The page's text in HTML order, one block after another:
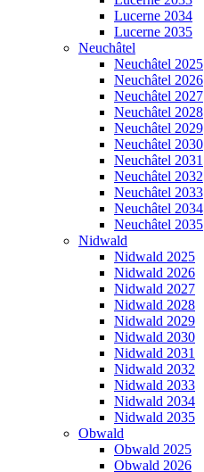
Lucerne 2034
Lucerne 2035
Neuchâtel
Neuchâtel 2025
Neuchâtel 2026
Neuchâtel 2027
Neuchâtel 2028
Neuchâtel 2029
Neuchâtel 2030
Neuchâtel 2031
Neuchâtel 2032
Neuchâtel 2033
Neuchâtel 2034
Neuchâtel 2035
Nidwald
Nidwald 2025
Nidwald 2026
Nidwald 2027
Nidwald 2028
Nidwald 2029
Nidwald 2030
Nidwald 2031
Nidwald 2032
Nidwald 2033
Nidwald 2034
Nidwald 2035
Obwald
Obwald 2025
Obwald 2026